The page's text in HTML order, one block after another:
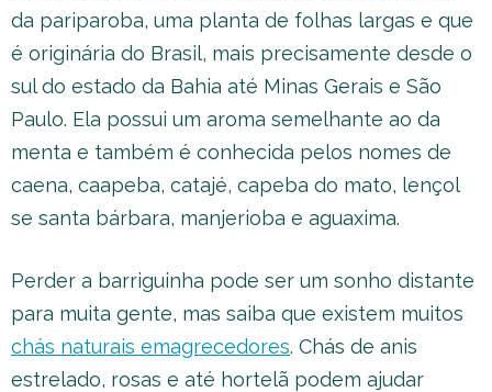
da pariparoba, uma planta de folhas largas e que
é originária do Brasil, mais precisamente desde o
sul do estado da Bahia até Minas Gerais e São
Paulo. Ela possui um aroma semelhante ao da
menta e também é conhecida pelos nomes de
caena, caapeba, catajé, capeba do mato, lençol
se santa bárbara, manjerioba e aguaxima.
Perder a barriguinha pode ser um sonho distante
para muita gente, mas saiba que existem muitos
chás naturais emagrecedores. Chás de anis
estrelado, rosas e até hortelã podem ajudar